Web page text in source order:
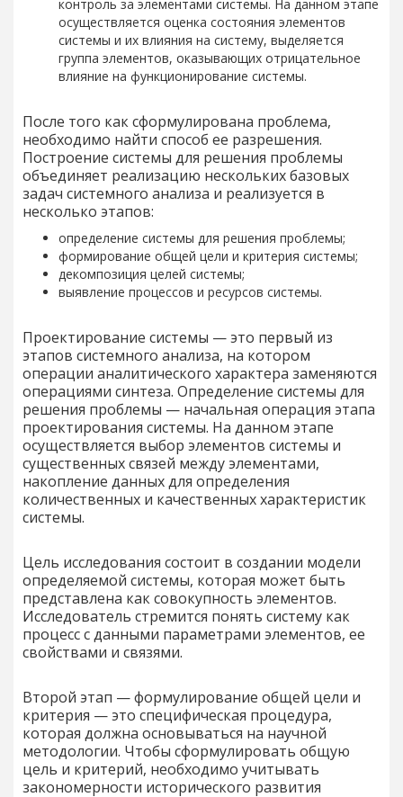
контроль за элементами системы. На данном этапе
осуществляется оценка состояния элементов
системы и их влияния на систему, выделяется
группа элементов, оказывающих отрицательное
влияние на функционирование системы.
После того как сформулирована проблема,
необходимо найти способ ее разрешения.
Построение системы для решения проблемы
объединяет реализацию нескольких базовых
задач системного анализа и реализуется в
несколько этапов:
определение системы для решения проблемы;
формирование общей цели и критерия системы;
декомпозиция целей системы;
выявление процессов и ресурсов системы.
Проектирование системы — это первый из
этапов системного анализа, на котором
операции аналитического характера заменяются
операциями синтеза. Определение системы для
решения проблемы — начальная операция этапа
проектирования системы. На данном этапе
осуществляется выбор элементов системы и
существенных связей между элементами,
накопление данных для определения
количественных и качественных характеристик
системы.
Цель исследования состоит в создании модели
определяемой системы, которая может быть
представлена как совокупность элементов.
Исследователь стремится понять систему как
процесс с данными параметрами элементов, ее
свойствами и связями.
Второй этап — формулирование общей цели и
критерия — это специфическая процедура,
которая должна основываться на научной
методологии. Чтобы сформулировать общую
цель и критерий, необходимо учитывать
закономерности исторического развития